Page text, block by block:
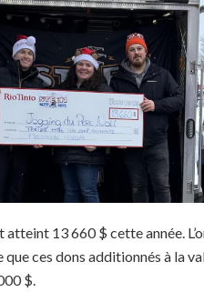
13 660 $ cette année.
ces dons additionnés à la
$.